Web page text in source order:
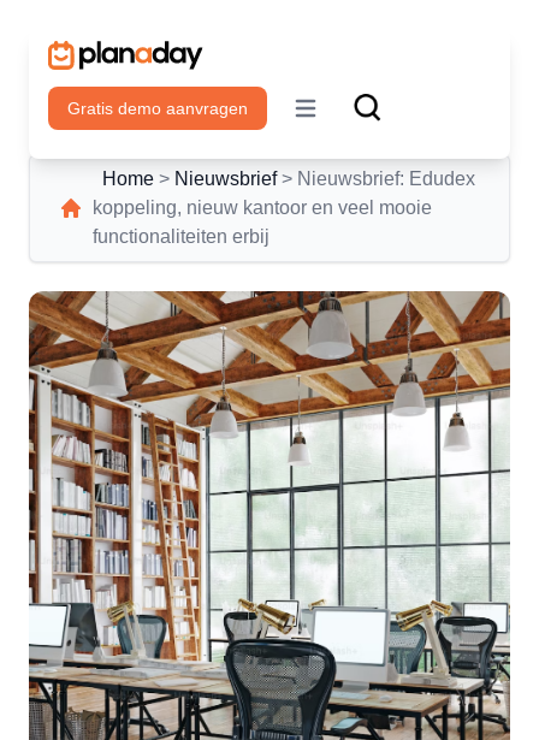
Gratis demo aanvragen
Open main menu
Home > Nieuwsbrief> Nieuwsbrief: Edudex
koppeling, nieuw kantoor en veel mooie
functionaliteiten erbij